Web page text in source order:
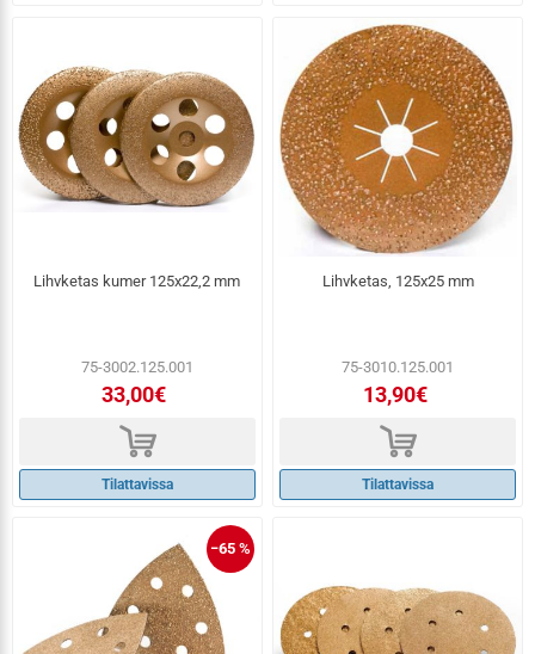
Lihvketas kumer 125x22,2 mm
75-3002.125.001
33,00€
d
Tilattavissa
Lihvketas, 125x25 mm
75-3010.125.001
13,90€
d
Tilattavissa
−65 %